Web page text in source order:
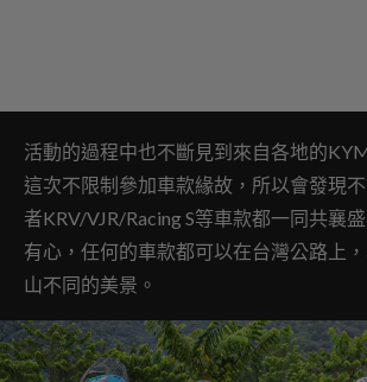
活動的過程中也不斷見到來自各地的
這次不限制參加車款緣故，所以會發現
者KRV/VJR/Racing S等車款都一同共襄
有心，任何的車款都可以在台灣公路上
山不同的美景。